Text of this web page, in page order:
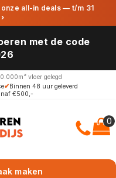
all-in deals — t/m 31
›
met de code
vloer gelegd
✔Binnen 48 uur geleverd
€500,-
maken